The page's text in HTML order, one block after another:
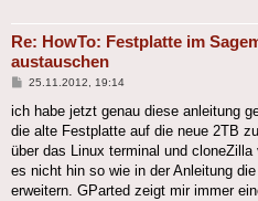
Re: HowTo: Festplatte im
austauschen
Beitrag
25.11.2012, 19:14
ich habe jetzt genau diese anleitung
die alte Festplatte auf die neue 2TB
über das Linux terminal und
es nicht hin so wie in der Anleitung
erweitern. GParted zeigt mir immer